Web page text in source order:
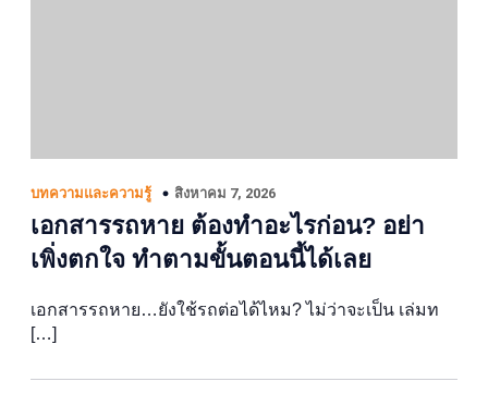
บทความและความรู้ สิงหาคม 7, 2026
เอกสารรถหาย ต้องทำอะไรก่อน? อย่า
เพิ่งตกใจ ทำตามขั้นตอนนี้ได้เลย
เอกสารรถหาย…ยังใช้รถต่อได้ไหม? ไม่ว่าจะเป็น เล่มท
[…]